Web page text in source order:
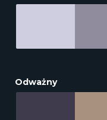
Odważny